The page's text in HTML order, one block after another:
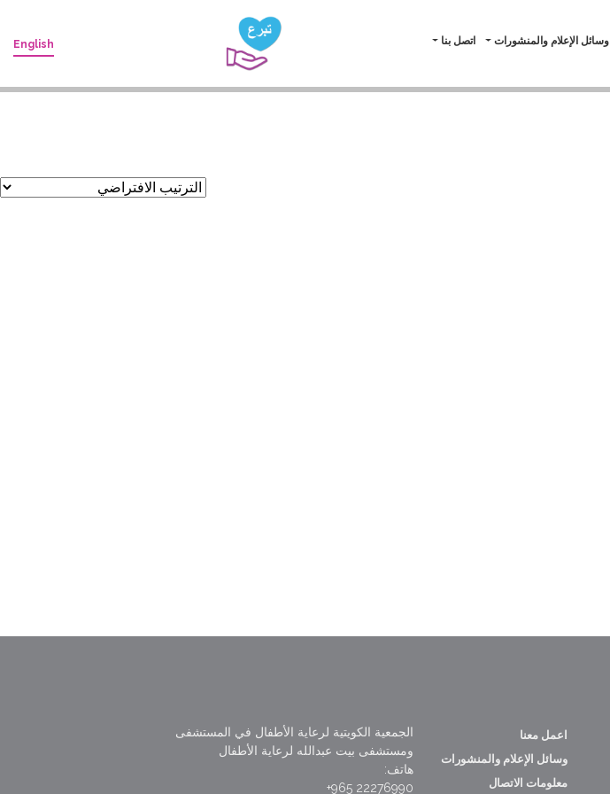
وسائل الإعلام والمنشورات اتصل بنا English
اعمل معنا
وسائل الإعلام والمنشورات
معلومات الاتصال
الجمعية الكويتية لرعاية الأطفال في المستشفى
ومستشفى بيت عبدالله لرعاية الأطفال
هاتف:
22276990 965+